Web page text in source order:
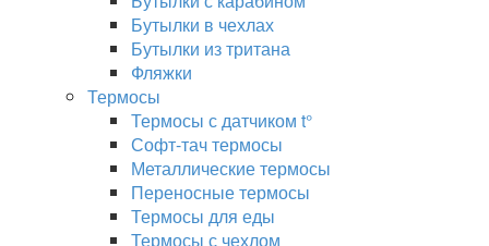
Бутылки в чехлах
Бутылки из тритана
Фляжки
Термосы
Термосы с датчиком t°
Софт-тач термосы
Металлические термосы
Переносные термосы
Термосы для еды
Термосы с чехлом